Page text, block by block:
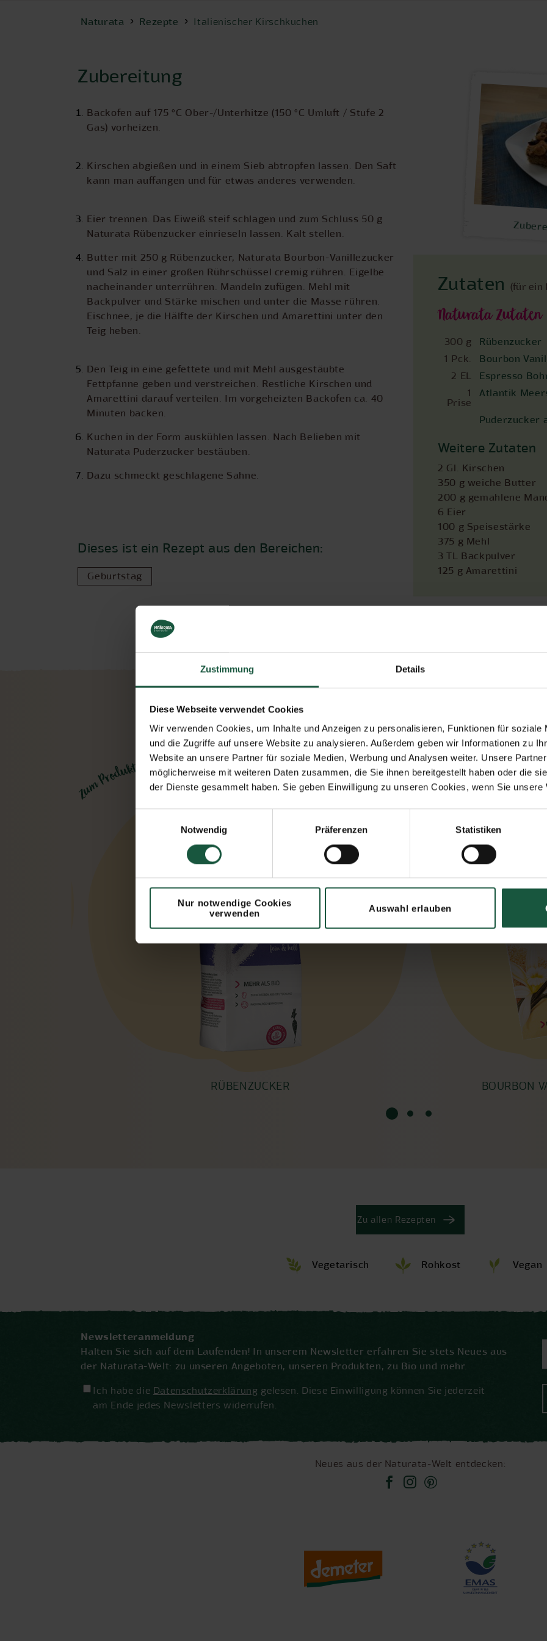
Zustimmung Details
Diese Webseite verwendet Cookies
Wir verwenden Cookies, um Inhalte und Anzeigen zu personalisieren, Funktionen für soziale
und die Zugriffe auf unsere Website zu analysieren. Außerdem geben wir Informationen zu
Website an unsere Partner für soziale Medien, Werbung und Analysen weiter. Unsere
möglicherweise mit weiteren Daten zusammen, die Sie ihnen bereitgestellt haben oder die
der Dienste gesammelt haben. Sie geben Einwilligung zu unseren Cookies, wenn Sie unsere
Notwendig
Präferenzen Statistiken
Nur notwendige Cookies
verwenden
Auswahl erlauben
Naturata Rezepte Italienischer Kirschkuchen
Zubereitung
Backofen auf 175 °C Ober-/Unterhitze (150 °C Umluft / Stufe 2
Gas) vorheizen.
Kirschen abgießen und in einem Sieb abtropfen lassen. Den Saft
kann man auffangen und für etwas anderes verwenden.
Eier trennen. Das Eiweiß steif schlagen und zum Schluss 50 g
Naturata Rübenzucker einrieseln lassen. Kalt stellen.
Butter mit 250 g Rübenzucker, Naturata Bourbon-Vanillezucker
und Salz in einer großen Rührschüssel cremig rühren. Eigelbe
nacheinander unterrühren. Mandeln zufügen. Mehl mit
Backpulver und Stärke mischen und unter die Masse rühren.
Eischnee, je die Hälfte der Kirschen und Amarettini unter den
Teig heben.
Den Teig in eine gefettete und mit Mehl ausgestäubte
Fettpfanne geben und verstreichen. Restliche Kirschen und
Amarettini darauf verteilen. Im vorgeheizten Backofen ca. 40
Minuten backen.
Kuchen in der Form auskühlen lassen. Nach Belieben mit
Naturata Puderzucker bestäuben.
Dazu schmeckt geschlagene Sahne.
Dieses ist ein Rezept aus den Bereichen:
Geburtstag
Zutaten (für ein
Naturata Zutaten
300 g
Rübenzucker
1 Pck.
Bourbon
2 EL
Espresso
1
Prise
Atlantik
Puderzucker
Weitere Zutaten
2 Gl. Kirschen
350 g weiche Butter
200 g gemahlene
6 Eier
100 g Speisestärke
375 g Mehl
3 TL Backpulver
125 g Amarettini
Verwendete Naturata Produkte
RÜBENZUCKER BOURBON
Zu allen Rezepten
Vegan
Rohkost
Vegetarisch
Newsletteranmeldung
Halten Sie sich auf dem Laufenden! In unserem Newsletter erfahren Sie stets Neues aus
der Naturata-Welt: zu unseren Angeboten, unseren Produkten, zu Bio und mehr.
Ich habe die Datenschutzerklärung gelesen. Diese Einwilligung können Sie jederzeit
am Ende jedes Newsletters widerrufen.
Neues aus der Naturata-Welt entdecken: